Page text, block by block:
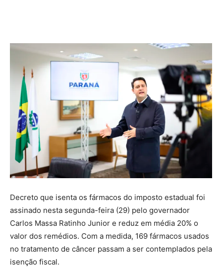
Decreto que isenta os fármacos do imposto estadual foi
assinado nesta segunda-feira (29) pelo governador
Carlos Massa Ratinho Junior e reduz em média 20% o
valor dos remédios. Com a medida, 169 fármacos usados
no tratamento de câncer passam a ser contemplados pela
isenção fiscal.